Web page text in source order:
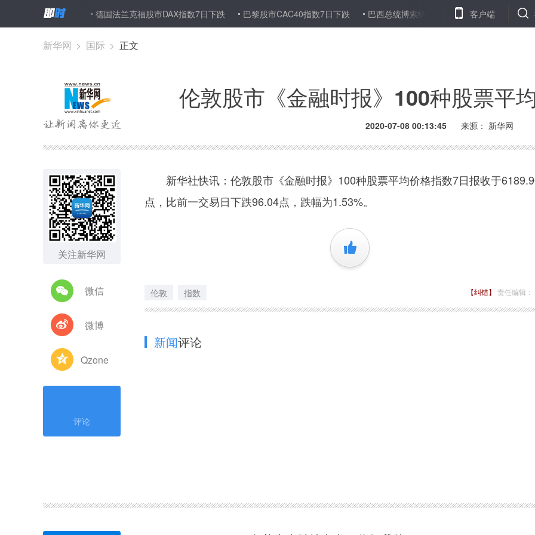
检测呈阳性 德国法兰克福股市DAX指数7日下跌 巴黎股市CAC40指数7日下跌 巴西总统博索纳罗新冠病毒检测呈阳性 实地探
客户端
新华网 > 国际 > 正文
伦敦股市《金融时报》100种股票平
2020-07-08 00:13:45 来源： 新华网
关注新华网
微信
微博
Qzone
评论
新华社快讯：伦敦股市《金融时报》100种股票平均价格指数7日报收于
点，比前一交易日下跌96.04点，跌幅为1.53%。
+1
伦敦 指数 【纠错】 责任编辑
新闻评论